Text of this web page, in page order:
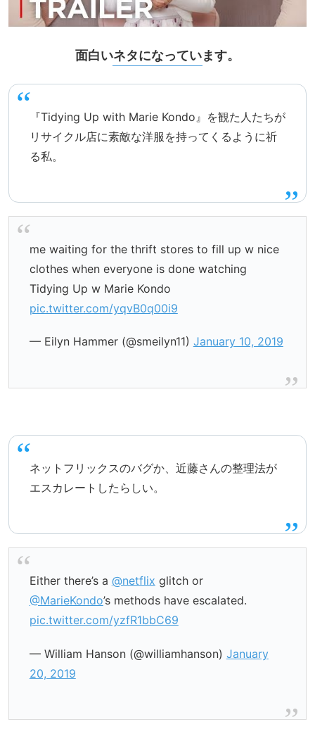
面白いネタになっています。
『Tidying Up with Marie Kondo』を観た人たちが
リサイクル店に素敵な洋服を持ってくるように祈
る私。
me waiting for the thrift stores to fill up w nice
clothes when everyone is done watching
Tidying Up w Marie Kondo
pic.twitter.com/yqvB0q00i9
— Eilyn Hammer (@smeilyn11) January 10, 2019
ネットフリックスのバグか、近藤さんの整理法が
エスカレートしたらしい。
Either there’s a @netflix glitch or
@MarieKondo’s methods have escalated.
pic.twitter.com/yzfR1bbC69
— William Hanson (@williamhanson) January
20, 2019